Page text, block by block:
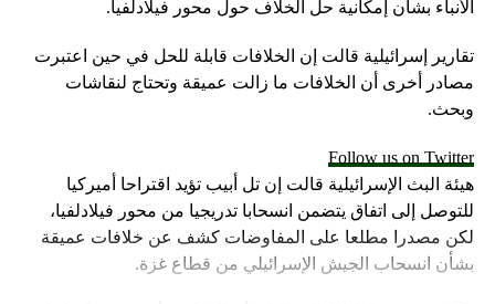
الأنباء بشأن إمكانية حل الخلاف حول محور فيلادلفيا.
تقارير إسرائيلية قالت إن الخلافات قابلة للحل في حين اعتبرت
مصادر أخرى أن الخلافات ما زالت عميقة وتحتاج لنقاشات
وبحث.
Follow us on Twitter
هيئة البث الإسرائيلية قالت إن تل أبيب تؤيد اقتراحا أميركيا
للتوصل إلى اتفاق يتضمن انسحابا تدريجيا من محور فيلادلفيا،
لكن مصدرا مطلعا على المفاوضات كشف عن خلافات عميقة
بشأن انسحاب الجيش الإسرائيلي من قطاع غزة.